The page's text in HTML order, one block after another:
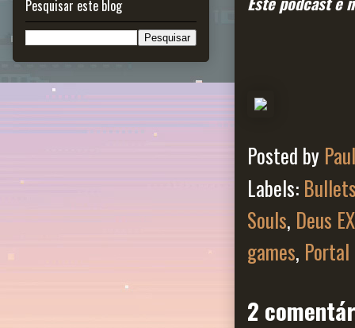
Posted by
Labels:
Souls, Deus EX
games,
2
Pesquisar este blog